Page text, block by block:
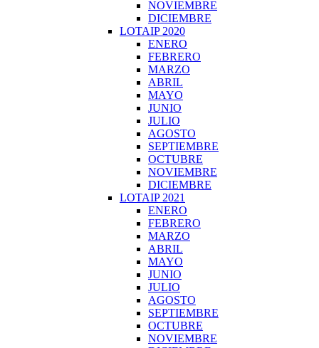
NOVIEMBRE
DICIEMBRE
LOTAIP 2020
ENERO
FEBRERO
MARZO
ABRIL
MAYO
JUNIO
JULIO
AGOSTO
SEPTIEMBRE
OCTUBRE
NOVIEMBRE
DICIEMBRE
LOTAIP 2021
ENERO
FEBRERO
MARZO
ABRIL
MAYO
JUNIO
JULIO
AGOSTO
SEPTIEMBRE
OCTUBRE
NOVIEMBRE